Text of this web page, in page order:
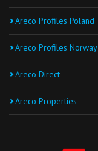
Areco Profiles Poland
Areco Profiles Norway
Areco Direct
Areco Properties